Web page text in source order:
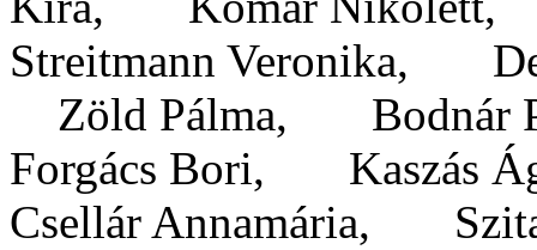
Streitmann Veronika,
Zöld Pálma,
Forgács Bori,
Csellár Annamária,